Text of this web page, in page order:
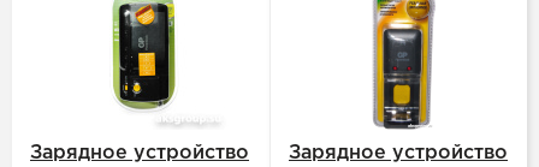
Зарядное устройство
Зарядное устройство